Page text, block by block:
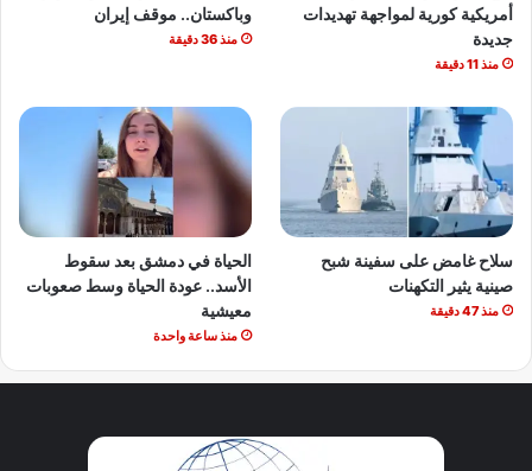
أمريكية كورية لمواجهة تهديدات
جديدة
منذ 11 دقيقة
وباكستان.. موقف إيران
منذ 36 دقيقة
سلاح غامض على سفينة شبح
صينية يثير التكهنات
منذ 47 دقيقة
الحياة في دمشق بعد سقوط
الأسد.. عودة الحياة وسط صعوبات
معيشية
منذ ساعة واحدة